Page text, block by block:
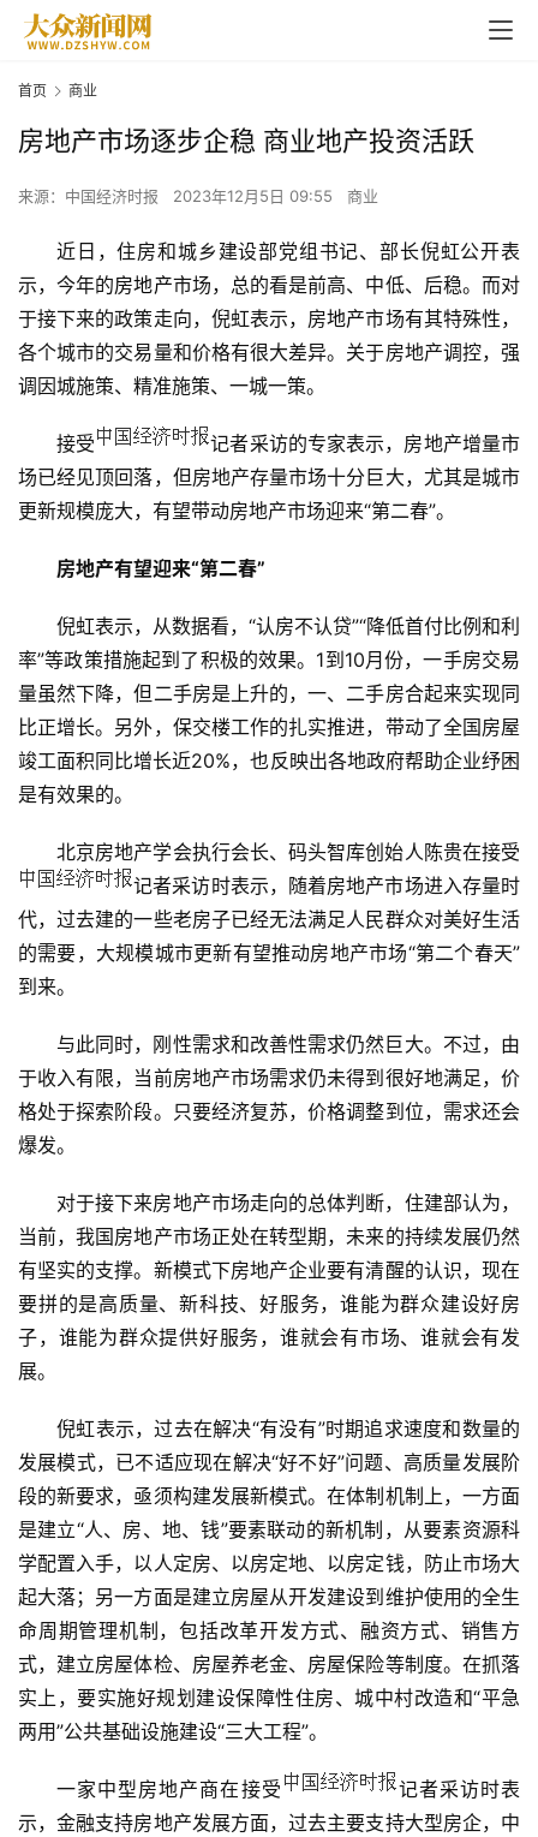
首页 商业
房地产市场逐步企稳 商业地产投资活跃
来源：中国经济时报 2023年12月5日 09:55 商业
近日，住房和城乡建设部党组书记、部长倪虹公开表
示，今年的房地产市场，总的看是前高、中低、后稳。而对
于接下来的政策走向，倪虹表示，房地产市场有其特殊性，
各个城市的交易量和价格有很大差异。关于房地产调控，强
调因城施策、精准施策、一城一策。
接受
记者采访的专家表示，房地产增量市
场已经见顶回落，但房地产存量市场十分巨大，尤其是城市
更新规模庞大，有望带动房地产市场迎来“第二春”。
房地产有望迎来“第二春”
倪虹表示，从数据看，“认房不认贷”“降低首付比例和利
率”等政策措施起到了积极的效果。1到10月份，一手房交易
量虽然下降，但二手房是上升的，一、二手房合起来实现同
比正增长。另外，保交楼工作的扎实推进，带动了全国房屋
竣工面积同比增长近20%，也反映出各地政府帮助企业纾困
是有效果的。
北京房地产学会执行会长、码头智库创始人陈贵在接受
记者采访时表示，随着房地产市场进入存量时
代，过去建的一些老房子已经无法满足人民群众对美好生活
的需要，大规模城市更新有望推动房地产市场“第二个春天”
到来。
与此同时，刚性需求和改善性需求仍然巨大。不过，由
于收入有限，当前房地产市场需求仍未得到很好地满足，价
格处于探索阶段。只要经济复苏，价格调整到位，需求还会
爆发。
对于接下来房地产市场走向的总体判断，住建部认为，
当前，我国房地产市场正处在转型期，未来的持续发展仍然
有坚实的支撑。新模式下房地产企业要有清醒的认识，现在
要拼的是高质量、新科技、好服务，谁能为群众建设好房
子，谁能为群众提供好服务，谁就会有市场、谁就会有发
展。
倪虹表示，过去在解决“有没有”时期追求速度和数量的
发展模式，已不适应现在解决“好不好”问题、高质量发展阶
段的新要求，亟须构建发展新模式。在体制机制上，一方面
是建立“人、房、地、钱”要素联动的新机制，从要素资源科
学配置入手，以人定房、以房定地、以房定钱，防止市场大
起大落；另一方面是建立房屋从开发建设到维护使用的全生
命周期管理机制，包括改革开发方式、融资方式、销售方
式，建立房屋体检、房屋养老金、房屋保险等制度。在抓落
实上，要实施好规划建设保障性住房、城中村改造和“平急
两用”公共基础设施建设“三大工程”。
一家中型房地产商在接受
记者采访时表
示，金融支持房地产发展方面，过去主要支持大型房企，中